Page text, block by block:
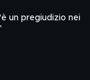
un pregiudizio nei